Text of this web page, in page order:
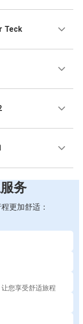
Teck
务
更加舒适：
您享受舒适旅程